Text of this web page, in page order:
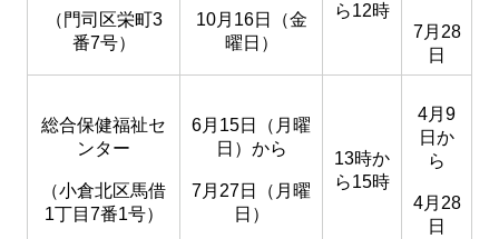
（門司区栄町3
番7号）
10月16日（金
曜日）
ら12時
7月28
日
総合保健福祉セ
ンター
（小倉北区馬借
1丁目7番1号）
6月15日（月曜
日）から
7月27日（月曜
日）
13時か
ら15時
4月9
日か
ら
4月28
日